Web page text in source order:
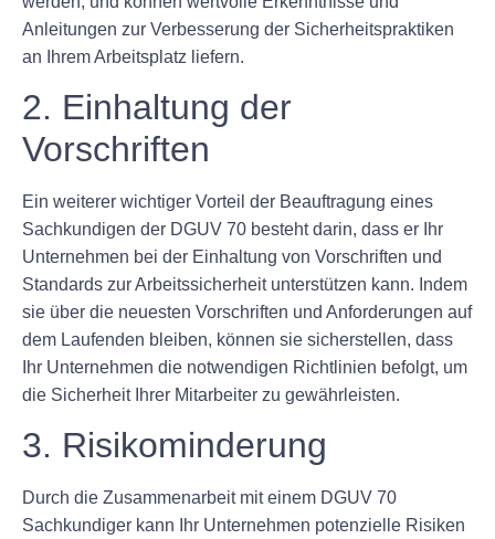
Anleitungen zur Verbesserung der Sicherheitspraktiken
an Ihrem Arbeitsplatz liefern.
2. Einhaltung der
Vorschriften
Ein weiterer wichtiger Vorteil der Beauftragung eines
Sachkundigen der DGUV 70 besteht darin, dass er Ihr
Unternehmen bei der Einhaltung von Vorschriften und
Standards zur Arbeitssicherheit unterstützen kann. Indem
sie über die neuesten Vorschriften und Anforderungen auf
dem Laufenden bleiben, können sie sicherstellen, dass
Ihr Unternehmen die notwendigen Richtlinien befolgt, um
die Sicherheit Ihrer Mitarbeiter zu gewährleisten.
3. Risikominderung
Durch die Zusammenarbeit mit einem DGUV 70
Sachkundiger kann Ihr Unternehmen potenzielle Risiken